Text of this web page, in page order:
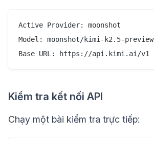
Active Provider: moonshot
Model: moonshot/kimi-k2.5-preview
Kiểm tra kết nối API
Chạy một bài kiểm tra trực tiếp: